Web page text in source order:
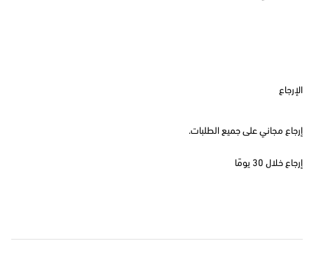
الإرجاع
إرجاع مجاني على جميع الطلبات.
إرجاع خلال 30 يومًا